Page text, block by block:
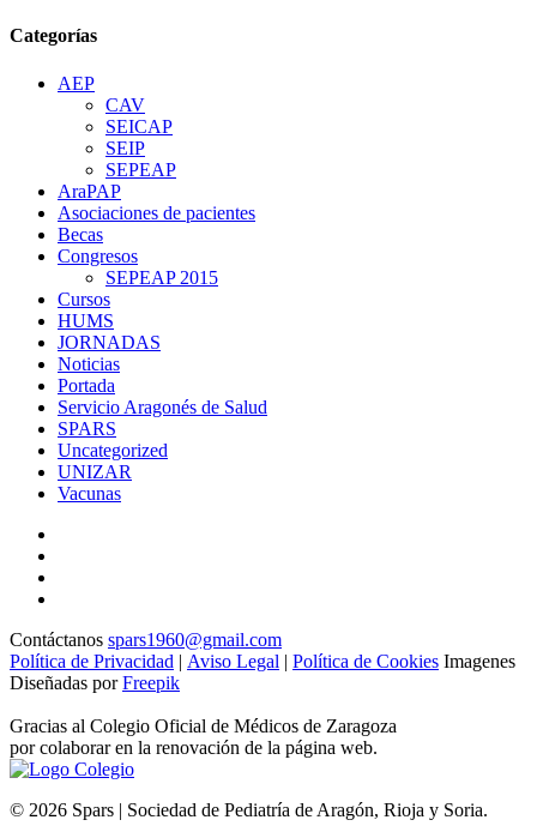
Categorías
AEP
CAV
SEICAP
SEIP
SEPEAP
AraPAP
Asociaciones de pacientes
Becas
Congresos
SEPEAP 2015
Cursos
HUMS
JORNADAS
Noticias
Portada
Servicio Aragonés de Salud
SPARS
Uncategorized
UNIZAR
Vacunas
Contáctanos spars1960@gmail.com
Política de Privacidad | Aviso Legal | Política de Cookies Imagenes
Diseñadas porFreepik
Gracias al Colegio Oficial de Médicos de Zaragoza
por colaborar en la renovación de la página web.
© 2026 Spars | Sociedad de Pediatría de Aragón, Rioja y Soria.